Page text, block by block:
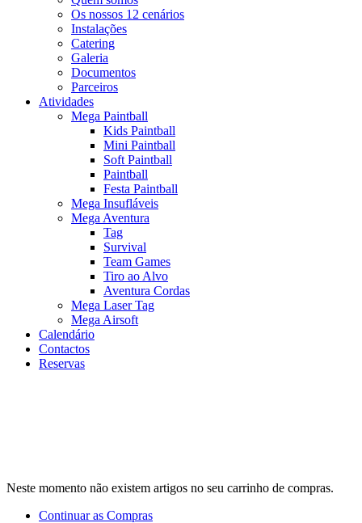
Os nossos 12 cenários
Instalações
Catering
Galeria
Documentos
Parceiros
Atividades
Mega Paintball
Kids Paintball
Mini Paintball
Soft Paintball
Paintball
Festa Paintball
Mega Insufláveis
Mega Aventura
Tag
Survival
Team Games
Tiro ao Alvo
Aventura Cordas
Mega Laser Tag
Mega Airsoft
Calendário
Contactos
Reservas
Neste momento não existem artigos no seu carrinho de compras.
Continuar as Compras